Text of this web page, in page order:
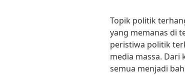
Topik politik
yang memanas di
peristiwa politik
media massa.
semua menjadi